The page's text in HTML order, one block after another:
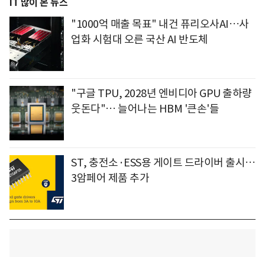
IT 많이 본 뉴스
"1000억 매출 목표" 내건 퓨리오사AI…사
업화 시험대 오른 국산 AI 반도체
"구글 TPU, 2028년 엔비디아 GPU 출하량
웃돈다"… 늘어나는 HBM '큰손'들
ST, 충전소·ESS용 게이트 드라이버 출시…
3암페어 제품 추가